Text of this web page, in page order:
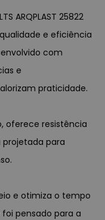
ARQPLAST 25822
e eficiência
com
e
praticidade.
oferece resistência
para
e otimiza o tempo
pensado para a